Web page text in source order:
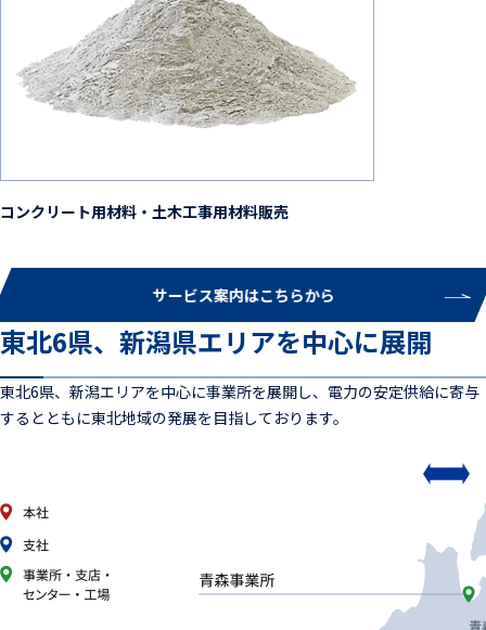
コンクリート用材料・土木工事用材料販売
サービス案内はこちらから
東北6県、新潟県エリアを中心に展開
東北6県、新潟エリアを中心に事業所を展開し、電力の安定供給に寄与
するとともに東北地域の発展を目指しております。